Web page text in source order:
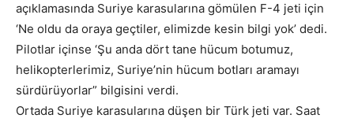
açıklamasında Suriye karasularına gömülen F-4 jeti için
‘Ne oldu da oraya geçtiler, elimizde kesin bilgi yok’ dedi.
Pilotlar içinse ‘Şu anda dört tane hücum botumuz,
helikopterlerimiz, Suriye’nin hücum botları aramayı
sürdürüyorlar” bilgisini verdi.
Ortada Suriye karasularına düşen bir Türk jeti var. Saat